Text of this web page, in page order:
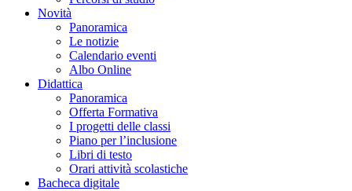
Novità
Panoramica
Le notizie
Calendario eventi
Albo Online
Didattica
Panoramica
Offerta Formativa
I progetti delle classi
Piano per l’inclusione
Libri di testo
Orari attività scolastiche
Bacheca digitale